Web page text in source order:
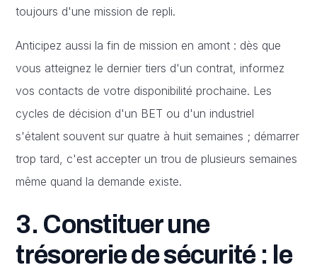
toujours d'une mission de repli.
Anticipez aussi la fin de mission en amont : dès que
vous atteignez le dernier tiers d'un contrat, informez
vos contacts de votre disponibilité prochaine. Les
cycles de décision d'un BET ou d'un industriel
s'étalent souvent sur quatre à huit semaines ; démarrer
trop tard, c'est accepter un trou de plusieurs semaines
même quand la demande existe.
3. Constituer une
trésorerie de sécurité : le